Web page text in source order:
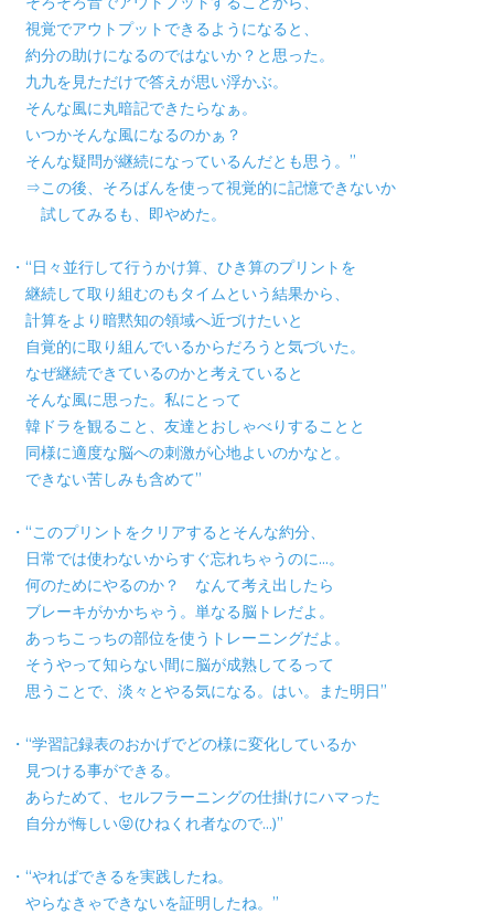
視覚でアウトプットできるようになると、
約分の助けになるのではないか？と思った。
九九を見ただけで答えが思い浮かぶ。
そんな風に丸暗記できたらなぁ。
いつかそんな風になるのかぁ？
そんな疑問が継続になっているんだとも思う。”
⇒この後、そろばんを使って視覚的に記憶できないか
試してみるも、即やめた。
・“日々並行して行うかけ算、ひき算のプリントを
継続して取り組むのもタイムという結果から、
計算をより暗黙知の領域へ近づけたいと
自覚的に取り組んでいるからだろうと気づいた。
なぜ継続できているのかと考えていると
そんな風に思った。私にとって
韓ドラを観ること、友達とおしゃべりすることと
同様に適度な脳への刺激が心地よいのかなと。
できない苦しみも含めて”
・“このプリントをクリアするとそんな約分、
日常では使わないからすぐ忘れちゃうのに…。
何のためにやるのか？ なんて考え出したら
ブレーキがかかちゃう。単なる脳トレだよ。
あっちこっちの部位を使うトレーニングだよ。
そうやって知らない間に脳が成熟してるって
思うことで、淡々とやる気になる。はい。また明日”
・“学習記録表のおかげでどの様に変化しているか
見つける事ができる。
あらためて、セルフラーニングの仕掛けにハマった
自分が悔しい😝(ひねくれ者なので…)”
・“やればできるを実践したね。
やらなきゃできないを証明したね。”